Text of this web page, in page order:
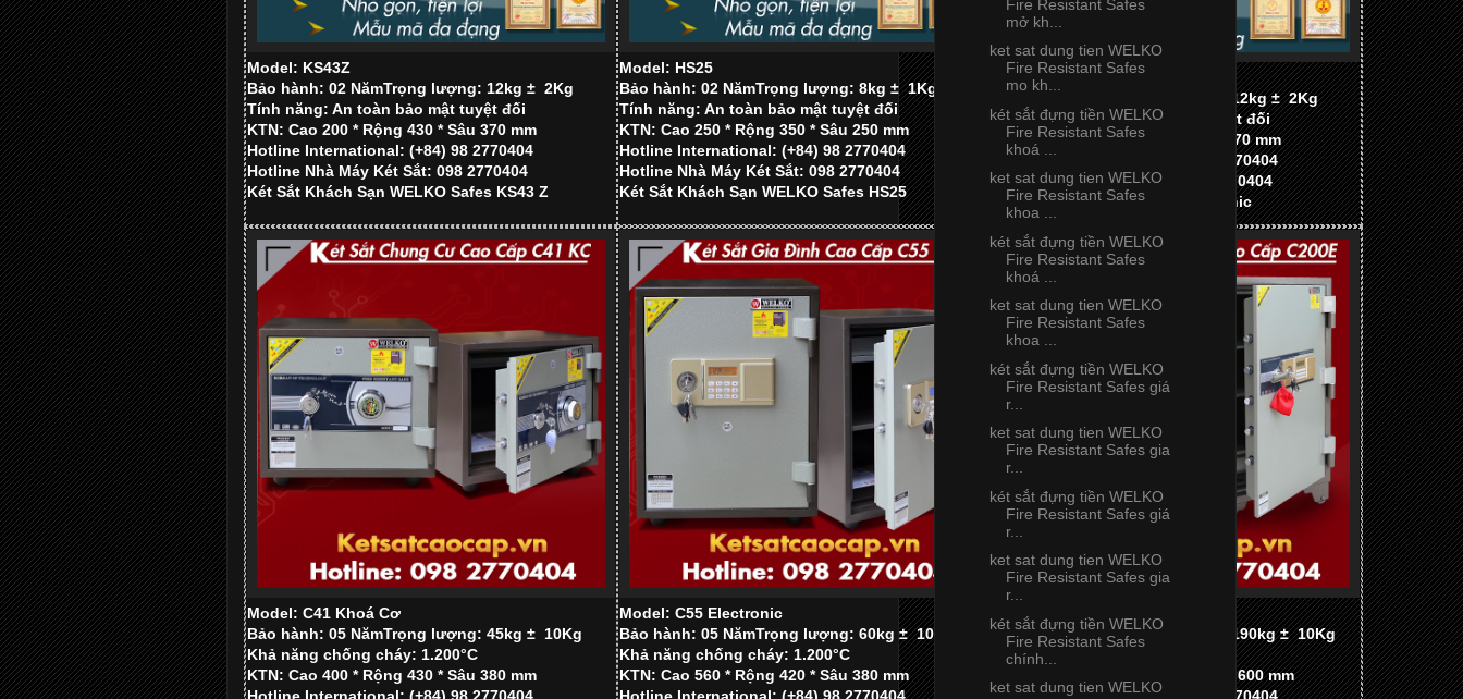
Model: KS43Z
Bảo hành: 02 NămTrọng lượng: 12kg ± 2Kg
Tính năng: An toàn bảo mật tuyệt đối
KTN: Cao 200 * Rộng 430 * Sâu 370 mm
Hotline International: (+84) 98 2770404
Hotline Nhà Máy Két Sắt: 098 2770404
Két Sắt Khách Sạn WELKO Safes KS43 Z
Model: HS25
Bảo hành: 02 NămTrọng lượng: 8kg ±1Kg
Tính năng: An toàn bảo mật tuyệt đối
KTN: Cao 250 * Rộng 350 * Sâu 250 mm
Hotline International: (+84) 98 2770404
Hotline Nhà Máy Két Sắt: 098 2770404
Két Sắt Khách Sạn WELKO Safes HS25
Model: KS43 Electronic
Trọng lượng: 12kg ±2Kg
Tính năng: An toàn bảo mật tuyệt đối
KTN: Cao 200 * Rộng 430 * Sâu 370 mm
Hotline International: (+84) 98 2770404
Hotline Nhà Máy Két Sắt: 098 2770404
Két Sắt Khách Sạn KS43 Electronic
Model: C41 Khoá Cơ
Bảo hành: 05 NămTrọng lượng: 45kg ± 10Kg
Khả năng chống cháy: 1.200°C
KTN: Cao 400 * Rộng 430 * Sâu 380 mm
Model: C55 Electronic
Bảo hành: 05 NămTrọng lượng: 60kg ±10Kg
Khả năng chống cháy: 1.200°C
KTN: Cao 560 * Rộng 420 * Sâu 380 mm
Model: KS43Z
Bảo hành: 05 NămTrọng lượng: 190kg ±10Kg
Khả năng chống cháy: 1.200°C
KTN: Cao 1.070 * Rộng 600 * Sâu 600 mm
Fire Resistant Safes
mở kh...
ket sat dung tien WELKO
Fire Resistant Safes
mo kh...
két sắt đựng tiền WELKO
Fire Resistant Safes
khoá ...
ket sat dung tien WELKO
Fire Resistant Safes
khoa ...
két sắt đựng tiền WELKO
Fire Resistant Safes
khoá ...
ket sat dung tien WELKO
Fire Resistant Safes
khoa ...
két sắt đựng tiền WELKO
Fire Resistant Safes giá
r...
ket sat dung tien WELKO
Fire Resistant Safes gia
r...
két sắt đựng tiền WELKO
Fire Resistant Safes giá
r...
ket sat dung tien WELKO
Fire Resistant Safes gia
r...
két sắt đựng tiền WELKO
Fire Resistant Safes
chính...
ket sat dung tien WELKO